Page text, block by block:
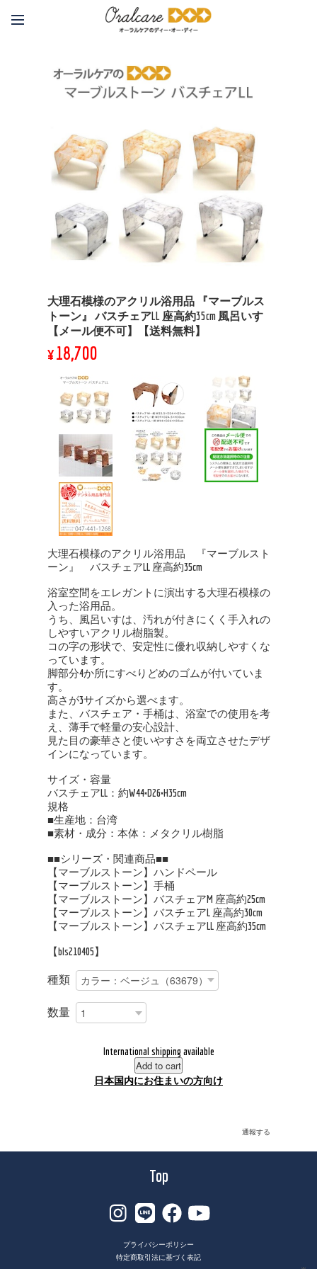
大理石模様のアクリル浴用品 『マーブルス
トーン』 バスチェアLL 座高約35cm 風呂いす
【メール便不可】【送料無料】
¥18,700
大理石模様のアクリル浴用品 『マーブルスト
ーン』 バスチェアLL 座高約35cm
浴室空間をエレガントに演出する大理石模様の
入った浴用品。
うち、風呂いすは、汚れが付きにくく手入れの
しやすいアクリル樹脂製。
コの字の形状で、安定性に優れ収納しやすくな
っています。
脚部分4か所にすべりどめのゴムが付いていま
す。
高さが3サイズから選べます。
また、バスチェア・手桶は、浴室での使用を考
え、薄手で軽量の安心設計、
見た目の豪華さと使いやすさを両立させたデザ
インになっています。
サイズ・容量
バスチェアLL：約W44×D26×H35cm
規格
■生産地：台湾
■素材・成分：本体：メタクリル樹脂
■■シリーズ・関連商品■■
【マーブルストーン】ハンドペール
【マーブルストーン】手桶
【マーブルストーン】バスチェアM 座高約25cm
【マーブルストーン】バスチェアL 座高約30cm
【マーブルストーン】バスチェアLL 座高約35cm
【bls210405】
種類
数量
International shipping available
Add to cart
日本国内にお住まいの方向け
通報する
Top
プライバシーポリシー
特定商取引法に基づく表記